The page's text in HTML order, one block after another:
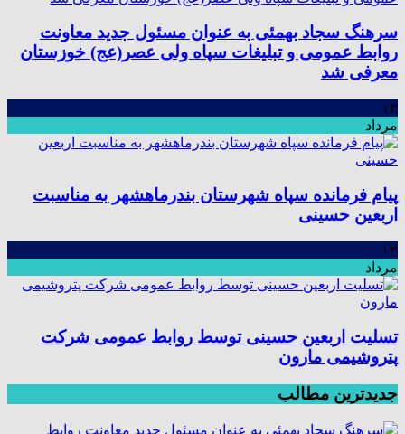
سرهنگ سجاد بهمئی به عنوان مسئول جدید معاونت
روابط عمومی و تبلیغات سپاه ولی عصر(عج) خوزستان
معرفی شد
۱۳
مرداد
پیام فرمانده سپاه شهرستان بندرماهشهر به مناسبت
اربعین حسینی
۱۳
مرداد
تسلیت اربعین حسینی توسط روابط عمومی شرکت
پتروشیمی مارون
جدیدترین مطالب